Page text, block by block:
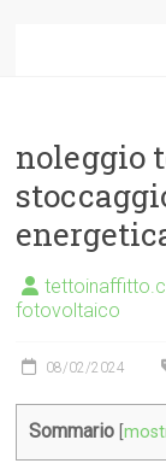
noleggio
fotovoltaico
08/02/2024
Sommario [